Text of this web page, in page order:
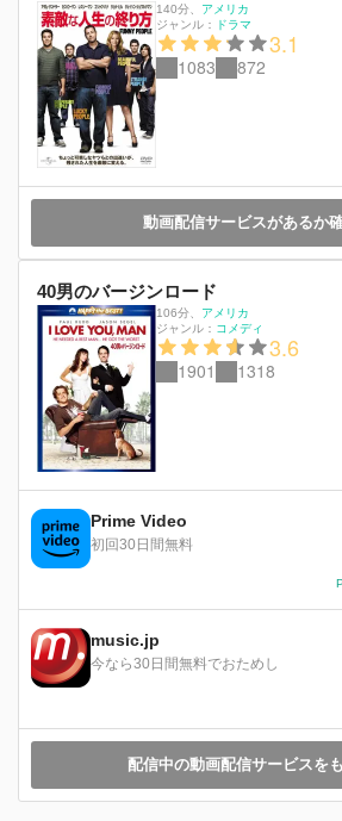
140分
アメリカ
ジャンル：
ドラマ
3.1
1083 872
動画配信サービスがあるか
40男のバージンロード
106分
アメリカ
ジャンル： コメディ
3.6
1901 1318
Prime Video
初回30日間無料
music.jp
今なら30日間無料でおためし
配信中の動画配信サービスを